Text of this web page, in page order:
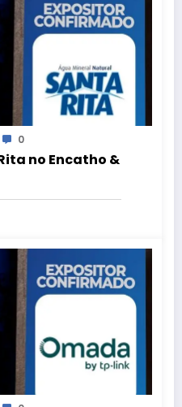
0
no Encatho &